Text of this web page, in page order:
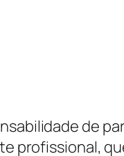
de
profissional,